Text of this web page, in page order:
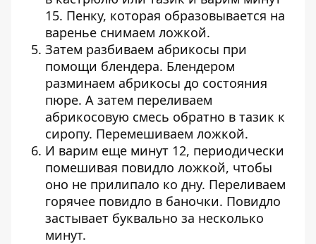
15. Пенку, которая образовывается на
варенье снимаем ложкой.
Затем разбиваем абрикосы при
помощи блендера. Блендером
разминаем абрикосы до состояния
пюре. А затем переливаем
абрикосовую смесь обратно в тазик к
сиропу. Перемешиваем ложкой.
И варим еще минут 12, периодически
помешивая повидло ложкой, чтобы
оно не прилипало ко дну. Переливаем
горячее повидло в баночки. Повидло
застывает буквально за несколько
минут.